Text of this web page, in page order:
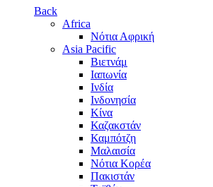
Back
Africa
Νότια Αφρική
Asia Pacific
Βιετνάμ
Ιαπωνία
Ινδία
Ινδονησία
Κίνα
Καζακστάν
Καμπότζη
Μαλαισία
Νότια Κορέα
Πακιστάν